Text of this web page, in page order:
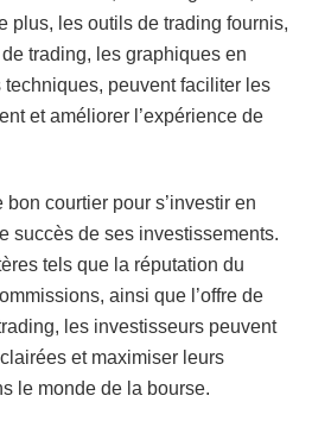
plus, les outils de trading fournis,
trading, les graphiques en
peuvent faciliter les
et améliorer l’expérience de
courtier pour s’investir en
succès de ses investissements.
tels que la réputation du
ainsi que l’offre de
les investisseurs peuvent
et maximiser leurs
le monde de la bourse.